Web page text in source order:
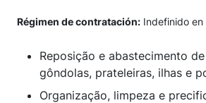
Régimen de contratación: Indefinido en
Reposição e abastecimento
gôndolas, prateleiras, ilhas e
Organização, limpeza e